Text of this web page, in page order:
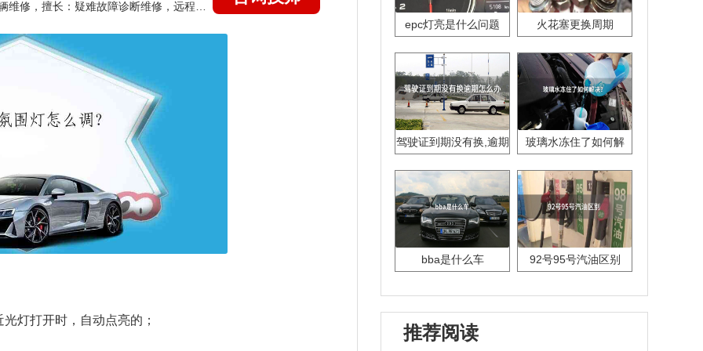
灯打开时，自动点亮的；
epc灯亮是什么问题 火花塞更换周期
驾驶证到期没有换,逾期
玻璃水冻住了如何解
bba是什么车 92号95号汽油区别
推荐阅读